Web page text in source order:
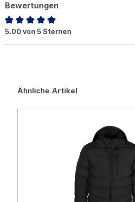
Bewertungen
Durchschnittliche Bewertung von 5 von
5.00 von 5 Sternen
Produktgalerie überspringen
Ähnliche Artikel